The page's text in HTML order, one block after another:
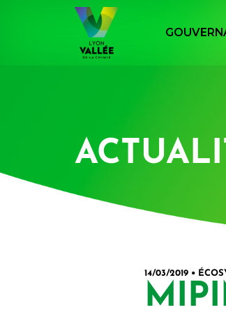
14/03/2019 •
Panneau de gestion des cookies